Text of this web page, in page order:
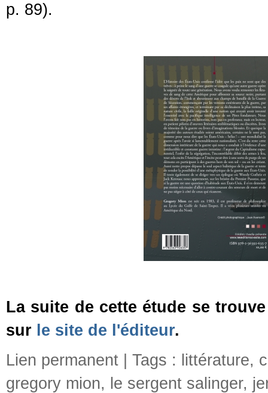
p. 89).
La suite de cette étude se
sur le site de l'éditeur.
Lien permanent | Tags : littérature,
gregory mion, le sergent salinger,